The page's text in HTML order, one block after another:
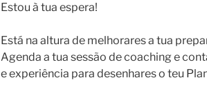
Estou à tua espera!
Está na altura de melhorares a tua
Agenda a tua sessão de coaching e
e experiência para desenhares o teu